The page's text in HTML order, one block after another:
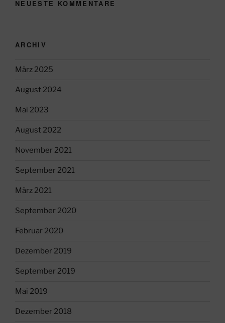
NEUESTE KOMMENTARE
ARCHIV
März 2025
August 2024
Mai 2023
August 2022
November 2021
September 2021
März 2021
September 2020
Februar 2020
Dezember 2019
September 2019
Mai 2019
Dezember 2018